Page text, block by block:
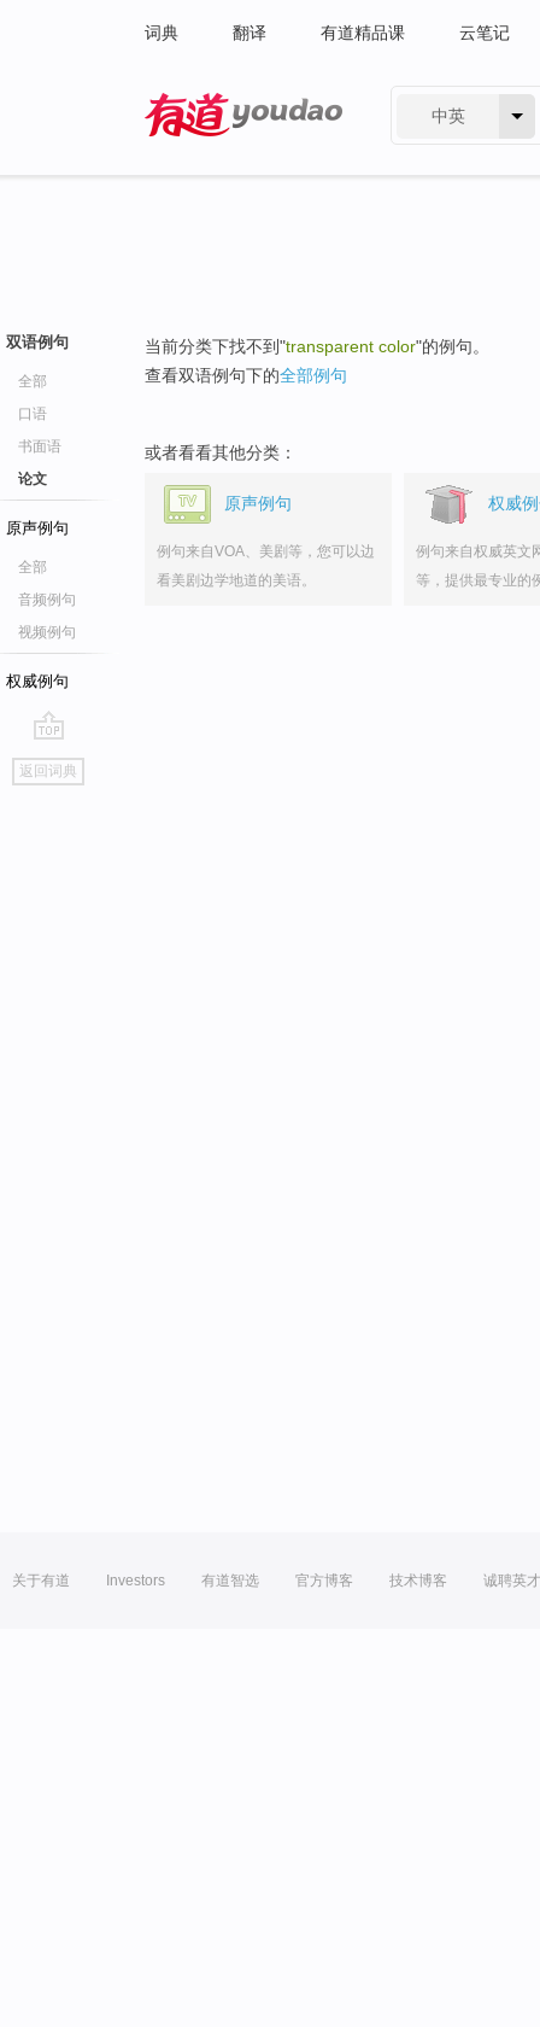
词典 翻译 有道精品课 云笔记
中英
双语例句
全部
口语
书面语
论文
原声例句
全部
音频例句
视频例句
权威例句
go
top
返回词典
当前分类下找不到"transparent color"的例句。
查看双语例句下的全部例句
或者看看其他分类：
原声例句
例句来自VOA、美剧等，您可以边
看美剧边学地道的美语。
权威
例句来自权威英文
等，提供最专业的
关于有道 Investors 有道智选 官方博客 技术博客 诚聘英才